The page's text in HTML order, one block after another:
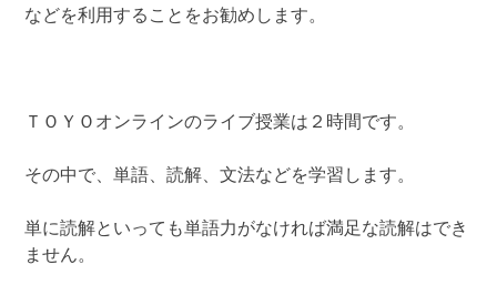
などを利用することをお勧めします。
ＴＯＹＯオンラインのライブ授業は２時間です。
その中で、単語、読解、文法などを学習します。
単に読解といっても単語力がなければ満足な読解はでき
ません。